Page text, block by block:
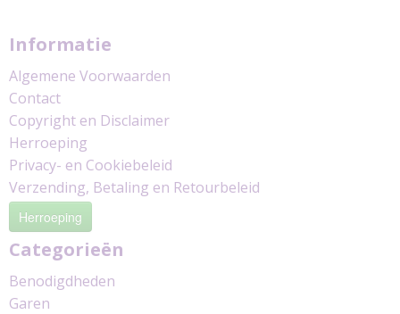
Informatie
Algemene Voorwaarden
Contact
Copyright en Disclaimer
Herroeping
Privacy- en Cookiebeleid
Verzending, Betaling en Retourbeleid
Herroeping
Categorieën
Benodigdheden
Garen